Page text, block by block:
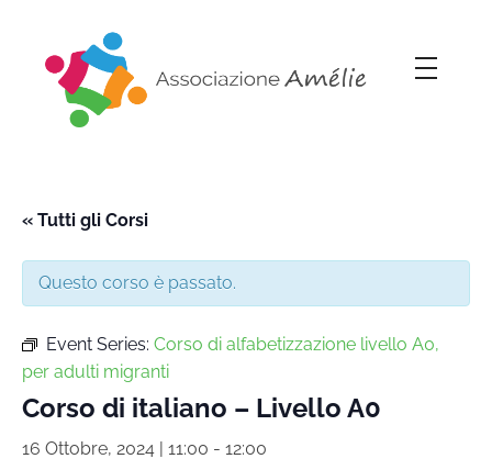
« Tutti gli Corsi
Questo corso è passato.
Event Series: Corso di alfabetizzazione livello A0,
per adulti migranti
Corso di italiano – Livello A0
16 Ottobre, 2024 | 11:00 - 12:00